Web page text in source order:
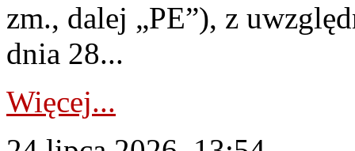
zm., dalej „PE”), z
dnia 28...
Więcej...